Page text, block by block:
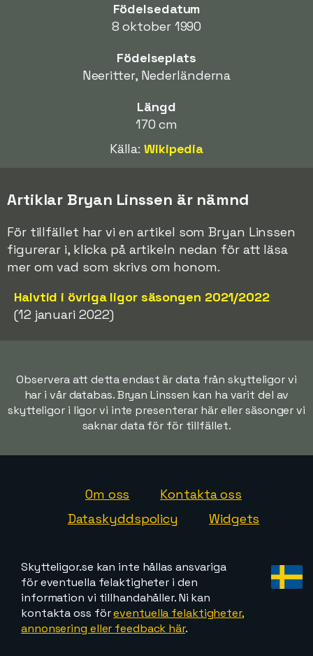
Födelsedatum
8 oktober 1990
Födelseplats
Neeritter, Nederländerna
Längd
170 cm
Källa:Wikipedia
Artiklar Bryan Linssen är nämnd
För tillfället har vi en artikel som Bryan Linssen
figurerar i, klicka på artikeln nedan för att läsa
mer om vad som skrivs om honom.
Halvtid i övriga ligor säsongen 2021/2022
(12 januari 2022)
Observera att detta endast är data från skytteligor vi
har i vår databas. Bryan Linssen kan ha varit del av
skytteligor i ligor vi inte presenterar här eller säsonger vi
saknar data för för tillfället.
Om oss
Kontakta oss
Dataskyddspolicy
Widgets
Skytteligor.se kan inte hållas ansvariga
för eventuella felaktigheter i den
information vi tillhandahåller. Ni kan
kontakta oss föreventuella felaktigheter,
annonsering eller feedback här.